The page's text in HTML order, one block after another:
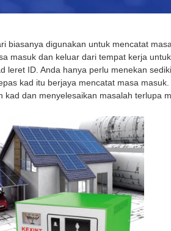
biasanya digunakan untuk mencatat
masuk dan keluar dari tempat kerja
leret ID. Anda hanya perlu menekan
kad itu berjaya mencatat masa
kad dan menyelesaikan masalah terlupa